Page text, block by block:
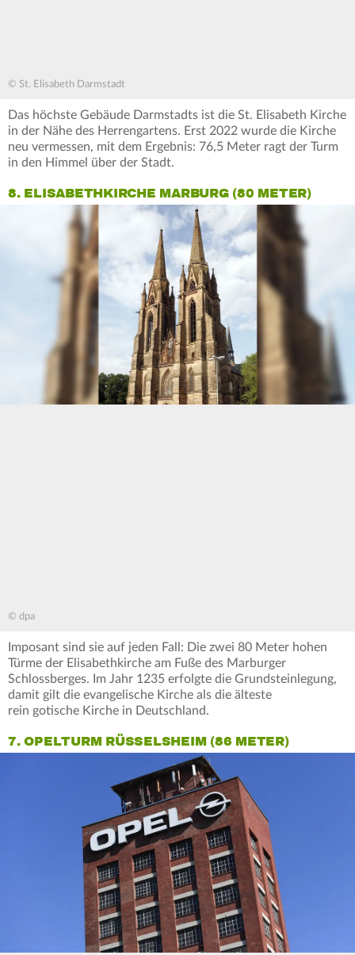
© St. Elisabeth Darmstadt
Das höchste Gebäude Darmstadts ist die St. Elisabeth Kirche
in der Nähe des Herrengartens. Erst 2022 wurde die Kirche
neu vermessen, mit dem Ergebnis: 76,5 Meter ragt der Turm
in den Himmel über der Stadt.
8. ELISABETHKIRCHE MARBURG (80 METER)
© dpa
Imposant sind sie auf jeden Fall: Die zwei 80 Meter hohen
Türme der Elisabethkirche am Fuße des Marburger
Schlossberges. Im Jahr 1235 erfolgte die Grundsteinlegung,
damit gilt die evangelische Kirche als die älteste
rein gotische Kirche in Deutschland.
7. OPELTURM RÜSSELSHEIM (86 METER)